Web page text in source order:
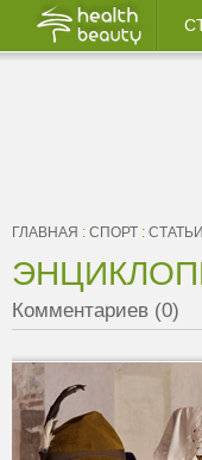
ГЛАВНАЯ : СПОРТ : СТАТЬИ
Комментариев (0)